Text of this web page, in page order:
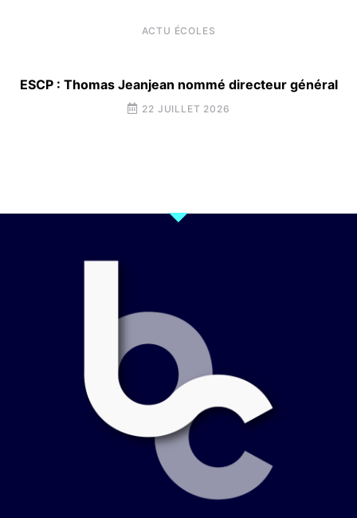
ACTU ÉCOLES
ESCP : Thomas Jeanjean nommé directeur général
22 JUILLET 2026